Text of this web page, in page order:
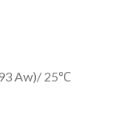
Aw)/ 25℃